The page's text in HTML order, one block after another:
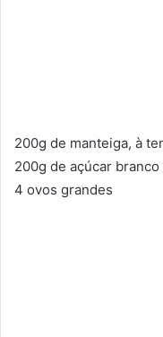
200g de manteiga, à
200g de açúcar
4 ovos grandes